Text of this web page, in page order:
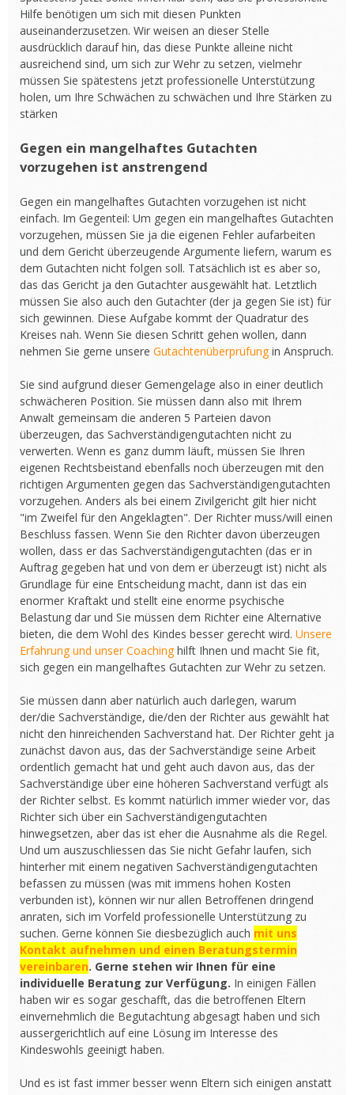
Hilfe benötigen um sich mit diesen Punkten
auseinanderzusetzen. Wir weisen an dieser Stelle
ausdrücklich darauf hin, das diese Punkte alleine nicht
ausreichend sind, um sich zur Wehr zu setzen, vielmehr
müssen Sie spätestens jetzt professionelle Unterstützung
holen, um Ihre Schwächen zu schwächen und Ihre Stärken zu
stärken
Gegen ein mangelhaftes Gutachten
vorzugehen ist anstrengend
Gegen ein mangelhaftes Gutachten vorzugehen ist nicht
einfach. Im Gegenteil: Um gegen ein mangelhaftes Gutachten
vorzugehen, müssen Sie ja die eigenen Fehler aufarbeiten
und dem Gericht überzeugende Argumente liefern, warum es
dem Gutachten nicht folgen soll. Tatsächlich ist es aber so,
das das Gericht ja den Gutachter ausgewählt hat. Letztlich
müssen Sie also auch den Gutachter (der ja gegen Sie ist) für
sich gewinnen. Diese Aufgabe kommt der Quadratur des
Kreises nah. Wenn Sie diesen Schritt gehen wollen, dann
nehmen Sie gerne unsere Gutachtenüberprüfungin Anspruch.
Sie sind aufgrund dieser Gemengelage also in einer deutlich
schwächeren Position. Sie müssen dann also mit Ihrem
Anwalt gemeinsam die anderen 5 Parteien davon
überzeugen, das Sachverständigengutachten nicht zu
verwerten. Wenn es ganz dumm läuft, müssen Sie Ihren
eigenen Rechtsbeistand ebenfalls noch überzeugen mit den
richtigen Argumenten gegen das Sachverständigengutachten
vorzugehen. Anders als bei einem Zivilgericht gilt hier nicht
"im Zweifel für den Angeklagten". Der Richter muss/will einen
Beschluss fassen. Wenn Sie den Richter davon überzeugen
wollen, dass er das Sachverständigengutachten (das er in
Auftrag gegeben hat und von dem er überzeugt ist) nicht als
Grundlage für eine Entscheidung macht, dann ist das ein
enormer Kraftakt und stellt eine enorme psychische
Belastung dar und Sie müssen dem Richter eine Alternative
bieten, die dem Wohl des Kindes besser gerecht wird. Unsere
Erfahrung und unser Coachinghilft Ihnen und macht Sie fit,
sich gegen ein mangelhaftes Gutachten zur Wehr zu setzen.
Sie müssen dann aber natürlich auch darlegen, warum
der/die Sachverständige, die/den der Richter aus gewählt hat
nicht den hinreichenden Sachverstand hat. Der Richter geht ja
zunächst davon aus, das der Sachverständige seine Arbeit
ordentlich gemacht hat und geht auch davon aus, das der
Sachverständige über eine höheren Sachverstand verfügt als
der Richter selbst. Es kommt natürlich immer wieder vor, das
Richter sich über ein Sachverständigengutachten
hinwegsetzen, aber das ist eher die Ausnahme als die Regel.
Und um auszuschliessen das Sie nicht Gefahr laufen, sich
hinterher mit einem negativen Sachverständigengutachten
befassen zu müssen (was mit immens hohen Kosten
verbunden ist), können wir nur allen Betroffenen dringend
anraten, sich im Vorfeld professionelle Unterstützung zu
suchen. Gerne können Sie diesbezüglich auch mit uns
Kontakt aufnehmen und einen Beratungstermin
vereinbaren. Gerne stehen wir Ihnen für eine
individuelle Beratung zur Verfügung. In einigen Fällen
haben wir es sogar geschafft, das die betroffenen Eltern
einvernehmlich die Begutachtung abgesagt haben und sich
aussergerichtlich auf eine Lösung im Interesse des
Kindeswohls geeinigt haben.
Und es ist fast immer besser wenn Eltern sich einigen anstatt